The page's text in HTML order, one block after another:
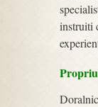
instruiti